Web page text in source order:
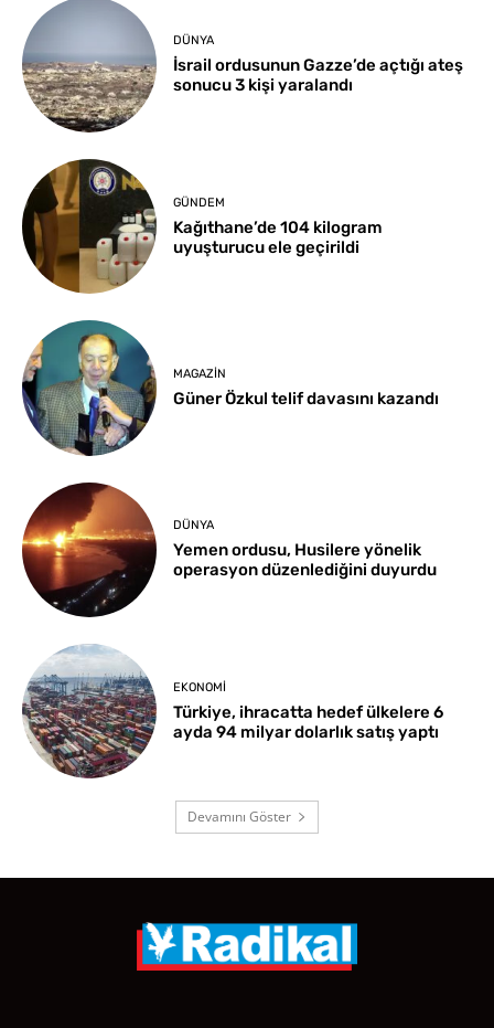
DÜNYA
İsrail ordusunun Gazze’de açtığı ateş
sonucu 3 kişi yaralandı
GÜNDEM
Kağıthane’de 104 kilogram
uyuşturucu ele geçirildi
MAGAZIN
Güner Özkul telif davasını kazandı
DÜNYA
Yemen ordusu, Husilere yönelik
operasyon düzenlediğini duyurdu
EKONOMI
Türkiye, ihracatta hedef ülkelere 6
ayda 94 milyar dolarlık satış yaptı
Devamını Göster